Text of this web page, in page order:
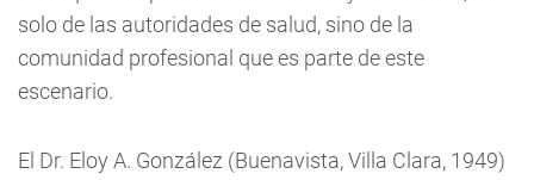
solo de las autoridades de salud, sino de la
comunidad profesional que es parte de este
escenario.
El Dr. Eloy A. González (Buenavista, Villa Clara, 1949)